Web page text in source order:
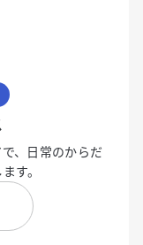
、日常のからだ
す。